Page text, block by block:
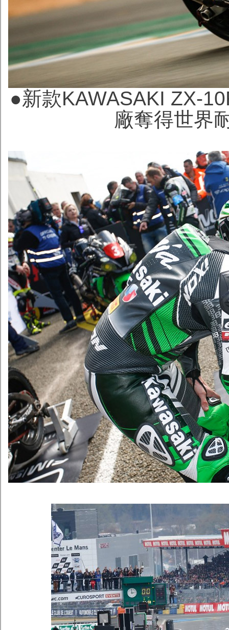
●新款KAWASAKI ZX-
廠奪得世界